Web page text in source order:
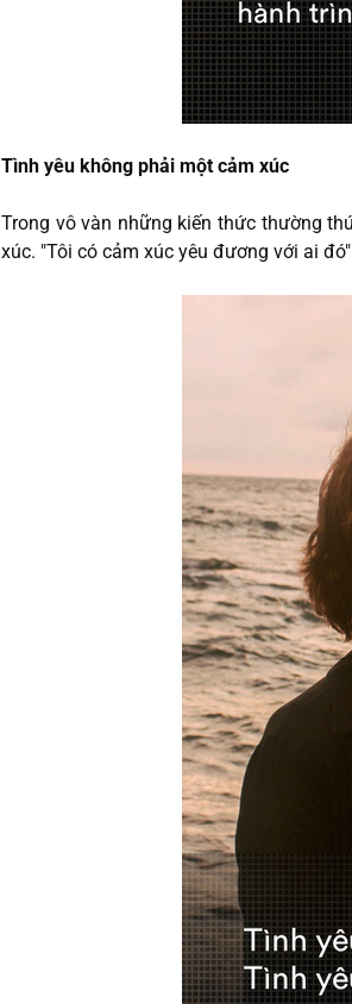
Tình yêu không phải một cảm xúc
Trong vô vàn những kiến thức thường
xúc. "Tôi có cảm xúc yêu đương với ai